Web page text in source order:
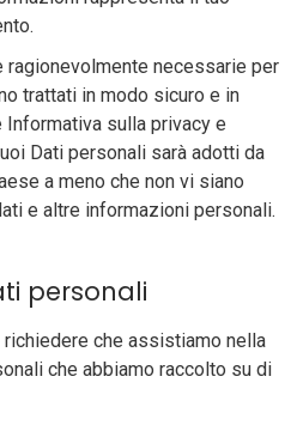
necessarie per
trattati in modo sicuro e in
sulla privacy e
Dati personali sarà adotti da
a meno che non vi siano
e altre informazioni personali.
personali
che assistiamo nella
che abbiamo raccolto su di